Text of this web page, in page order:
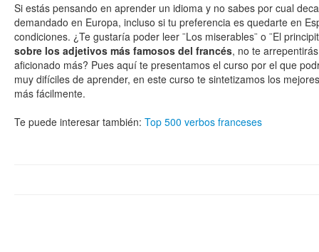
Si estás pensando en aprender un idioma y no sabes por cual
demandado en Europa, incluso si tu preferencia es quedarte en
condiciones. ¿Te gustaría poder leer ¨Los miserables¨ o ¨El
sobre los adjetivos más famosos del francés, no te
aficionado más? Pues aquí te presentamos el curso por el que
muy difíciles de aprender, en este curso te sintetizamos los
más fácilmente.
Te puede interesar también: Top 500 verbos franceses